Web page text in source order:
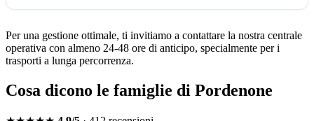
Per una gestione ottimale, ti invitiamo a contattare la nostra centrale
operativa con almeno 24-48 ore di anticipo, specialmente per i
trasporti a lunga percorrenza.
Cosa dicono le famiglie di Pordenone